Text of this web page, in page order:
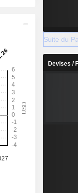
Suite du
Devises /